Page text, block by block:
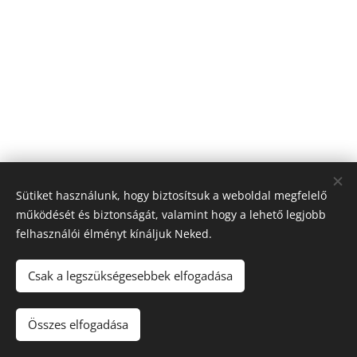
© 2026 Nagyfólia Kft. Minden jog fenntartva
Sütik
Sütiket használunk, hogy biztosítsuk a weboldal megfelelő
működését és biztonságát, valamint hogy a lehető legjobb
felhasználói élményt kínáljuk Neked.
Csak a legszükségesebbek elfogadása
Összes elfogadása